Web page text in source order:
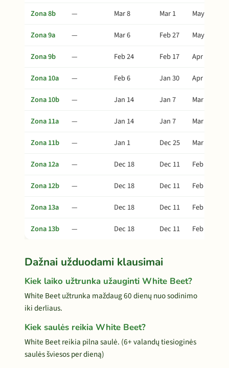
Zona 8b — Mar 8 Mar 1
May 7
Zona 9a
— Mar 6 Feb 27
May 5
Zona 9b
— Feb 24 Feb 17
Apr 25
Zona 10a
— Feb 6 Jan 30
Apr 7
Zona 10b
— Jan 14 Jan 7
Mar 15
Zona 11a
— Jan 14 Jan 7
Mar 15
Zona 11b
— Jan 1 Dec 25
Mar 2
Zona 12a
— Dec 18 Dec 11
Feb 16
Zona 12b
— Dec 18 Dec 11
Feb 16
Zona 13a
— Dec 18 Dec 11
Feb 16
Zona 13b
— Dec 18 Dec 11 Feb 16
Dažnai užduodami klausimai
Kiek laiko užtrunka užauginti White Beet?
White Beet užtrunka maždaug 60 dienų nuo sodinimo
iki derliaus.
Kiek saulės reikia White Beet?
White Beet reikia pilna saulė. (6+ valandų tiesioginės
saulės šviesos per dieną)